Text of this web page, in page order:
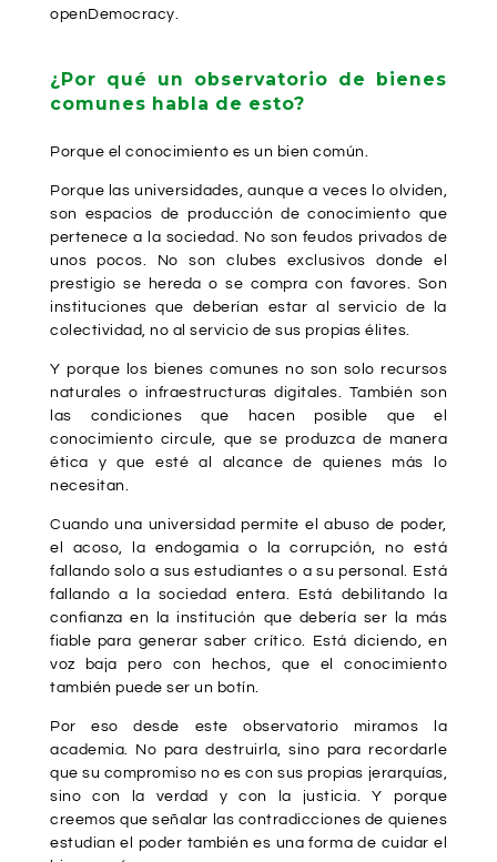
openDemocracy.
¿Por qué un observatorio de bienes
comunes habla de esto?
Porque el conocimiento es un bien común.
Porque las universidades, aunque a veces lo olviden,
son espacios de producción de conocimiento que
pertenece a la sociedad. No son feudos privados de
unos pocos. No son clubes exclusivos donde el
prestigio se hereda o se compra con favores. Son
instituciones que deberían estar al servicio de la
colectividad, no al servicio de sus propias élites.
Y porque los bienes comunes no son solo recursos
naturales o infraestructuras digitales. También son
las condiciones que hacen posible que el
conocimiento circule, que se produzca de manera
ética y que esté al alcance de quienes más lo
necesitan.
Cuando una universidad permite el abuso de poder,
el acoso, la endogamia o la corrupción, no está
fallando solo a sus estudiantes o a su personal. Está
fallando a la sociedad entera. Está debilitando la
confianza en la institución que debería ser la más
fiable para generar saber crítico. Está diciendo, en
voz baja pero con hechos, que el conocimiento
también puede ser un botín.
Por eso desde este observatorio miramos la
academia. No para destruirla, sino para recordarle
que su compromiso no es con sus propias jerarquías,
sino con la verdad y con la justicia. Y porque
creemos que señalar las contradicciones de quienes
estudian el poder también es una forma de cuidar el